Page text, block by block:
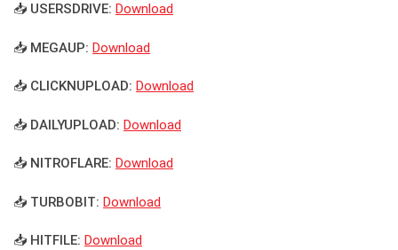
📥 USERSDRIVE: Download
📥 MEGAUP: Download
📥 CLICKNUPLOAD: Download
📥 DAILYUPLOAD: Download
📥 NITROFLARE: Download
📥 TURBOBIT: Download
📥 HITFILE: Download